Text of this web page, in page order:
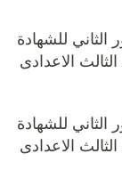
الثاني للشهادة
الاعدادى
الثاني للشهادة
الاعدادى